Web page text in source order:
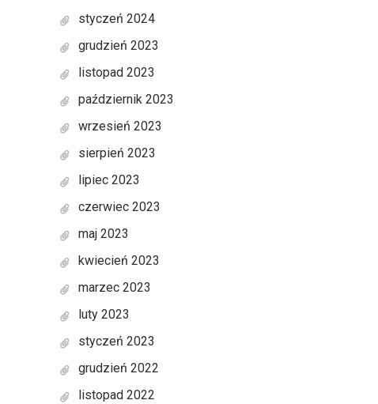
styczeń 2024
grudzień 2023
listopad 2023
październik 2023
wrzesień 2023
sierpień 2023
lipiec 2023
czerwiec 2023
maj 2023
kwiecień 2023
marzec 2023
luty 2023
styczeń 2023
grudzień 2022
listopad 2022